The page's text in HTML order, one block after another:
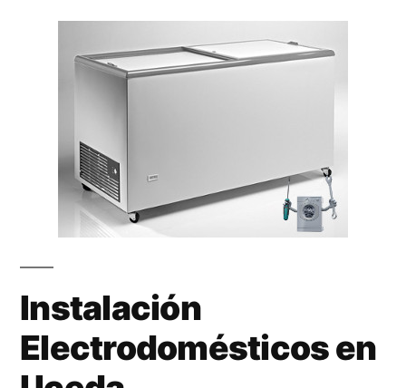
Instalación
Electrodomésticos en